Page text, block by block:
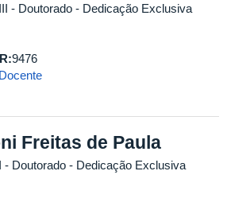
- Doutorado - Dedicação Exclusiva
R:9476
Freitas de Paula
- Doutorado - Dedicação Exclusiva